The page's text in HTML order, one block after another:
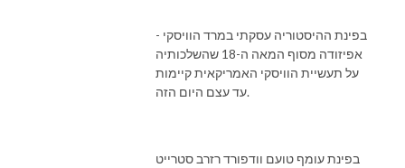
בפינת ההיסטוריה עסקתי במרד הוויסקי -
אפיזודה מסוף המאה ה-18 שהשלכותיה
על תעשיית הוויסקי האמריקאית קיימות
עד עצם היום הזה.
בפינת עומף טועם וודפורד רזרב סטרייט